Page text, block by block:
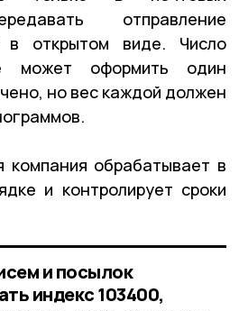
отправление
в открытом виде. Число
может оформить один
но вес каждой должен
компания обрабатывает в
и контролирует сроки
и посылок
индекс 103400,